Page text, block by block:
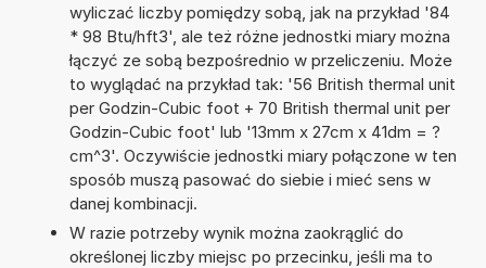
wyliczać liczby pomiędzy sobą, jak na przykład '84
* 98 Btu/hft3', ale też różne jednostki miary można
łączyć ze sobą bezpośrednio w przeliczeniu. Może
to wyglądać na przykład tak: '56 British thermal unit
per Godzin-Cubic foot + 70 British thermal unit per
Godzin-Cubic foot' lub '13mm x 27cm x 41dm = ?
cm^3'. Oczywiście jednostki miary połączone w ten
sposób muszą pasować do siebie i mieć sens w
danej kombinacji.
W razie potrzeby wynik można zaokrąglić do
określonej liczby miejsc po przecinku, jeśli ma to